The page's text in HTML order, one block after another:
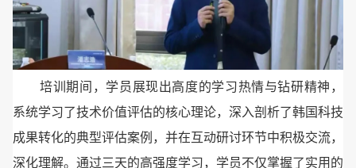
培训期间，学员展现出高度的学习热情与钻研精神，
系统学习了技术价值评估的核心理论，深入剖析了韩国科技
成果转化的典型评估案例，并在互动研讨环节中积极交流，
深化理解。通过三天的高强度学习，学员不仅掌握了实用的